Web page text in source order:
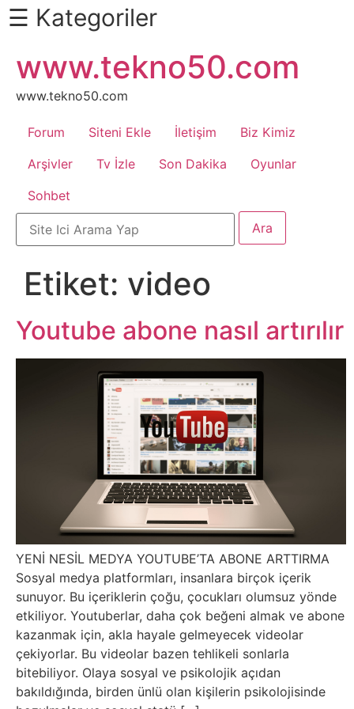
Daha
Fazlası
İçin
Kaydır
Android
Apk
Arabalar
Bankacılık
İşlemleri
Belgesel
Bilgisayar
Bilim
Bitcoin
Bitkiler
Çizgi
Film
Diğer
☰ Kategoriler
atla
www.tekno50.com
www.tekno50.com
Forum Siteni Ekle İletişim
Biz Kimiz
Arşivler
Tv İzle Son Dakika
Oyunlar
Sohbet
Etiket: video
Youtube abone nasıl artırılır
YENİ NESİL MEDYA YOUTUBE’TA ABONE ARTTIRMA
Sosyal medya platformları, insanlara birçok içerik
sunuyor. Bu içeriklerin çoğu, çocukları olumsuz yönde
etkiliyor. Youtuberlar, daha çok beğeni almak ve abone
kazanmak için, akla hayale gelmeyecek videolar
çekiyorlar. Bu videolar bazen tehlikeli sonlarla
bitebiliyor. Olaya sosyal ve psikolojik açıdan
bakıldığında, birden ünlü olan kişilerin psikolojisinde